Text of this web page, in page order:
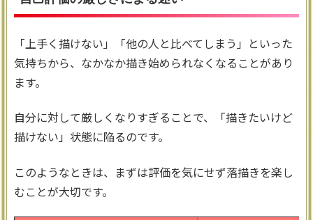
「上手く描けない」「他の人と比べてしまう」といった
気持ちから、なかなか描き始められなくなることがあり
ます。
自分に対して厳しくなりすぎることで、「描きたいけど
描けない」状態に陥るのです。
このようなときは、まずは評価を気にせず落描きを楽し
むことが大切です。